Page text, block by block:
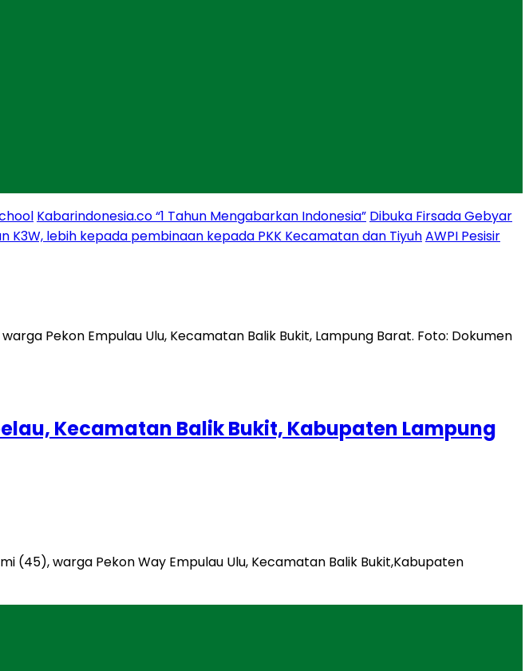
Kabarindonesia.co “1 Tahun Mengabarkan Indonesia” Dibuka Firsada Gebyar
K3W, lebih kepada pembinaan kepada PKK Kecamatan dan TiyuhAWPI Pesisir
Kecamatan Balik Bukit, Kabupaten Lampung
(45), warga Pekon Way Empulau Ulu, Kecamatan Balik Bukit,Kabupaten